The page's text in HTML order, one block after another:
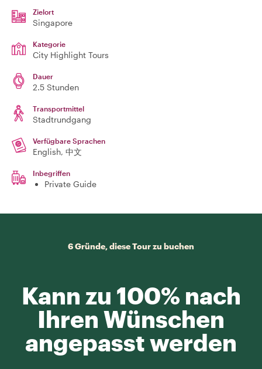
Zielort
Singapore
Kategorie
City Highlight Tours
Dauer
2.5 Stunden
Transportmittel
Stadtrundgang
Verfügbare Sprachen
English, 中文
Inbegriffen
Private Guide
6 Gründe, diese Tour zu buchen
Kann zu 100% nach
Ihren Wünschen
angepasst werden